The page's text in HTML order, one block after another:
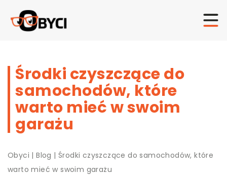
Środki czyszczące do
samochodów, które
warto mieć w swoim
garażu
Obyci |Blog |Środki czyszczące do samochodów, które
warto mieć w swoim garażu